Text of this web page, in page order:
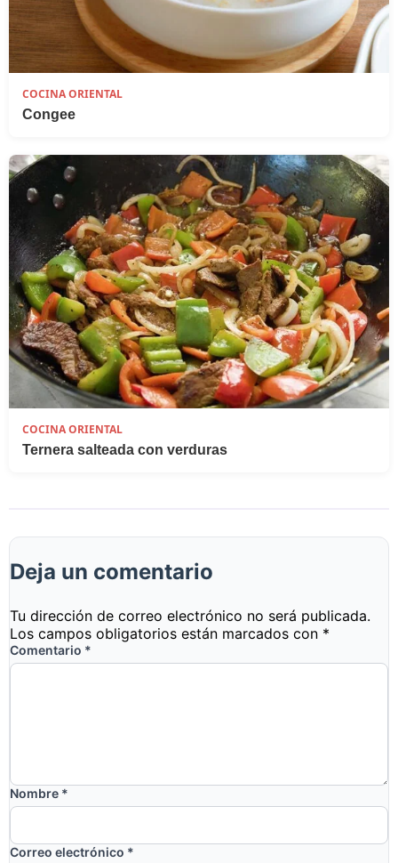
COCINA ORIENTAL
Congee
COCINA ORIENTAL
Ternera salteada con verduras
Deja un comentario
Tu dirección de correo electrónico no será publicada.
Los campos obligatorios están marcados con *
Comentario *
Nombre *
Correo electrónico *